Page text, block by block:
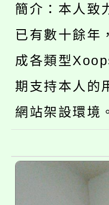
生本土
公告本
代理(課
公告本
代理(課
轉知中
《
程，歡
心理、
系所師
轉知苗
縣市「
門員」
踴躍報名
桃園市
「桃園
展演活
115年
義教育
簡介：本人致
已有數十餘年
成各類型
期支持本人的
網站架設環境